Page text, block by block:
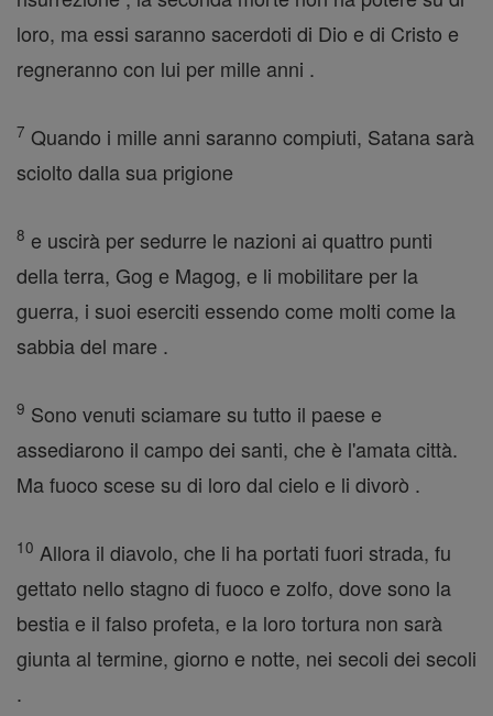
loro, ma essi saranno sacerdoti di Dio e di Cristo e
regneranno con lui per mille anni .
7 Quando i mille anni saranno compiuti, Satana sarà
sciolto dalla sua prigione
8 e uscirà per sedurre le nazioni ai quattro punti
della terra, Gog e Magog, e li mobilitare per la
guerra, i suoi eserciti essendo come molti come la
sabbia del mare .
9 Sono venuti sciamare su tutto il paese e
assediarono il campo dei santi, che è l'amata città.
Ma fuoco scese su di loro dal cielo e li divorò .
10 Allora il diavolo, che li ha portati fuori strada, fu
gettato nello stagno di fuoco e zolfo, dove sono la
bestia e il falso profeta, e la loro tortura non sarà
giunta al termine, giorno e notte, nei secoli dei secoli
.